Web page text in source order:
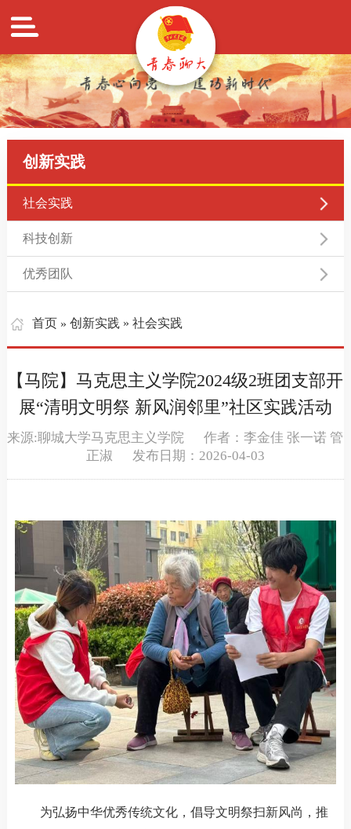
创新实践
社会实践
科技创新
优秀团队
首页 » 创新实践 » 社会实践
【马院】马克思主义学院2024级2班团支部开
展“清明文明祭 新风润邻里”社区实践活动
来源:聊城大学马克思主义学院 作者：李金佳 张一诺 管
正淑 发布日期：2026-04-03
为弘扬中华优秀传统文化，倡导文明祭扫新风尚，推